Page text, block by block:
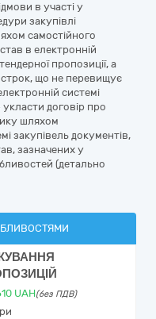
в участі у
закупівлі
самостійного
в електронній
пропозиції, а
що не перевищує
системі
договір про
шляхом
закупівель документів,
зазначених у
(детально
UAH(без ПДВ)